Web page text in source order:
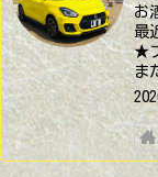
お
最
★
ま